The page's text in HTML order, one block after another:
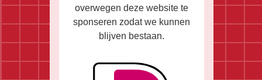
overwegen deze website te
sponseren zodat we kunnen
blijven bestaan.